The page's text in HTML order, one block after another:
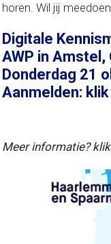
horen. Wil jij
Digitale
AWP in Amstel,
Donderdag 21
Aanmelden: klik
Meer informatie? klik